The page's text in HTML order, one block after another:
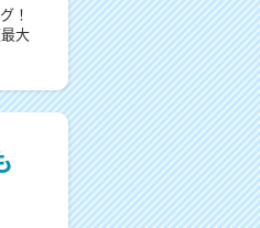
！
大